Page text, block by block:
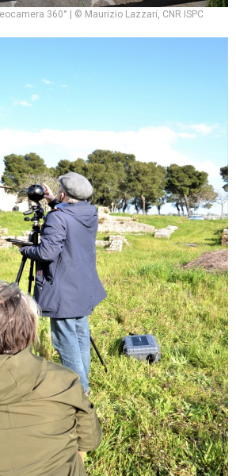
360° | © Maurizio Lazzari, CNR ISPC